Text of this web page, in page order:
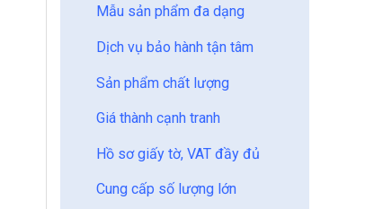
Mẫu sản phẩm đa dạng
Dịch vụ bảo hành tận tâm
Sản phẩm chất lượng
Giá thành cạnh tranh
Hồ sơ giấy tờ, VAT đầy đủ
Cung cấp số lượng lớn